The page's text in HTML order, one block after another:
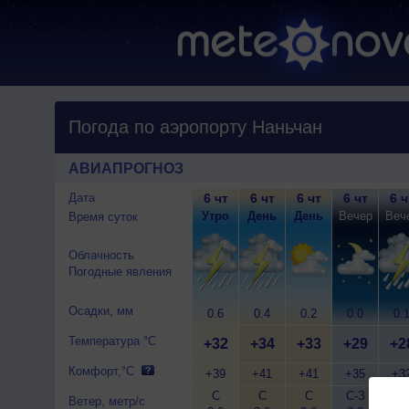
Погода по аэропорту Наньчан
АВИАПРОГНОЗ
Дата
Время суток
Облачность
Погодные явления
Осадки, мм
Температура °C
Комфорт,°C
Ветер, метр/с
6 чт
Утро
0.6
+32
+39
С
6 чт
День
0.4
+34
+41
С
6 чт
День
0.2
+33
+41
С
6 чт
Вечер
0.0
+29
+35
С-З
6
0.1